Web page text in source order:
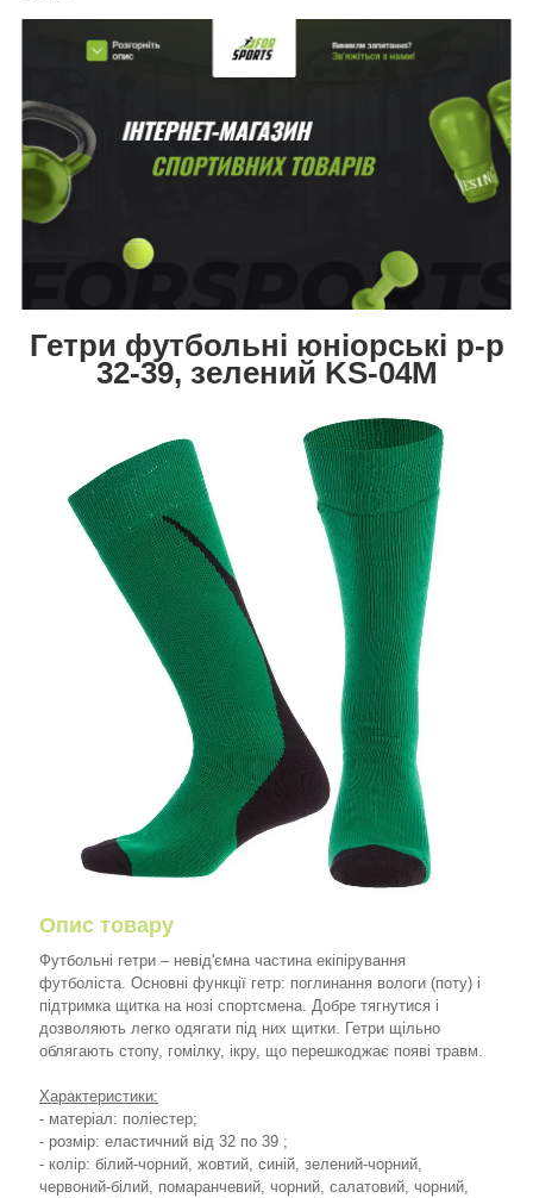
Гетри футбольні юніорські р-р
32-39, зелений KS-04M
Опис товару
Футбольні гетри – невід'ємна частина екіпірування
футболіста. Основні функції гетр: поглинання вологи (поту) і
підтримка щитка на нозі спортсмена. Добре тягнутися і
дозволяють легко одягати під них щитки. Гетри щільно
облягають стопу, гомілку, ікру, що перешкоджає появі травм.
Характеристики:
- матеріал: поліестер;
- розмір: еластичний від 32 по 39 ;
- колір: білий-чорний, жовтий, синій, зелений-чорний,
червоний-білий, помаранчевий, чорний, салатовий, чорний,